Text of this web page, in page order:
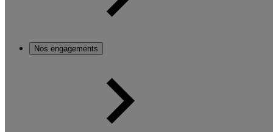
Nos engagements